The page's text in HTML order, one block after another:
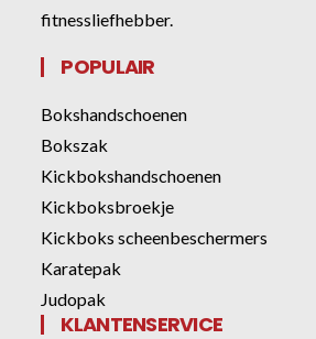
fitnessliefhebber.
POPULAIR
Bokshandschoenen
Bokszak
Kickbokshandschoenen
Kickboksbroekje
Kickboks scheenbeschermers
Karatepak
Judopak
KLANTENSERVICE